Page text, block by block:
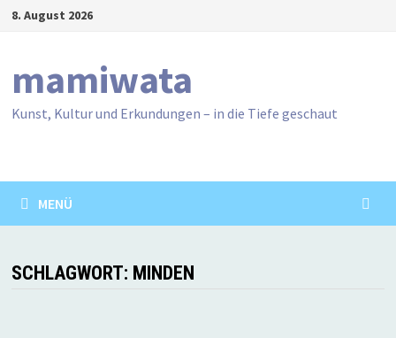
Zum8. August 2026
mamiwata
Kunst, Kultur und Erkundungen – in die Tiefe geschaut
MENÜ
SCHLAGWORT: MINDEN